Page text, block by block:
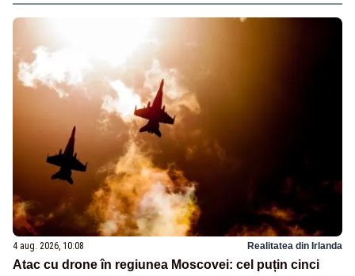
4 aug. 2026, 10:08 Realitatea din Irlanda
Atac cu drone în regiunea Moscovei: cel puțin cinci